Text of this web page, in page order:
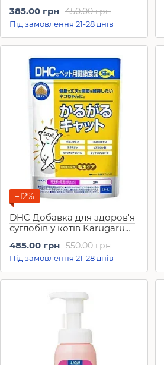
450.00 грн
385.00 грн
Під замовлення 21-28 днів
−12%
DHC Добавка для здоров'я
суглобів у котів Karugaru
550.00 грн
485.00 грн
Під замовлення 21-28 днів